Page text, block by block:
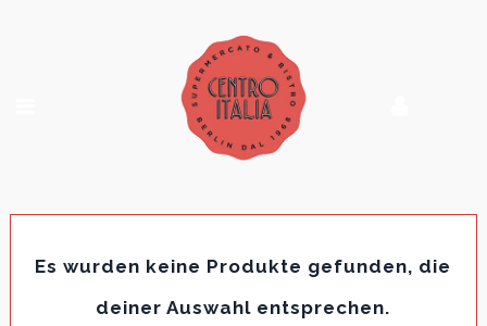
Es wurden keine Produkte gefunden, die
deiner Auswahl entsprechen.